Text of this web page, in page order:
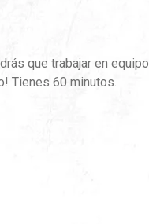
que trabajar en equipo
Tienes 60 minutos.